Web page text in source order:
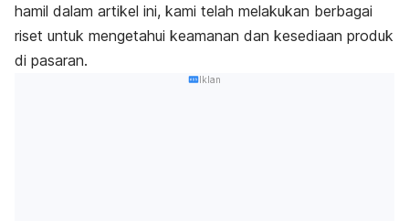
hamil dalam artikel ini, kami telah melakukan berbagai
riset untuk mengetahui keamanan dan kesediaan produk
di pasaran.
Iklan